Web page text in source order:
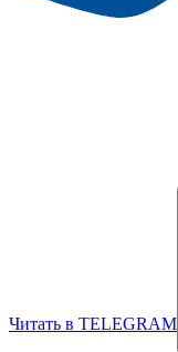
Читать в TELEGRAM